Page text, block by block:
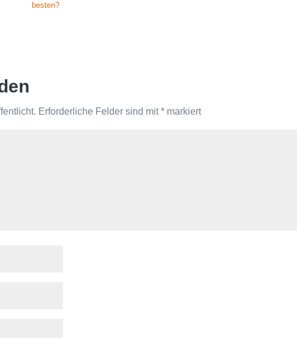
besten?
Erforderliche Felder sind mit* markiert